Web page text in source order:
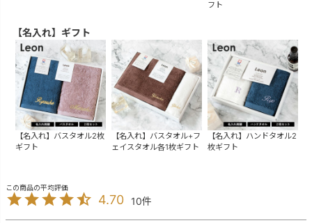
フト
【名入れ】ギフト
【名入れ】バスタオル2枚
ギフト
【名入れ】バスタオル+フ
ェイスタオル各1枚ギフト
【名入れ】ハンドタオル2
枚ギフト
4.70 10